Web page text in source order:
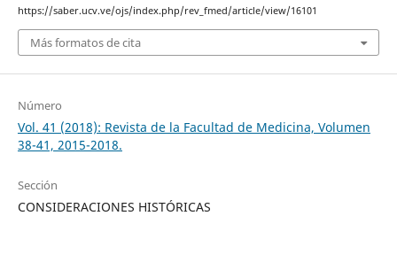
https://saber.ucv.ve/ojs/index.php/rev_fmed/article/view/16101
Más formatos de cita
Número
Vol. 41 (2018): Revista de la Facultad de Medicina, Volumen
38-41, 2015-2018.
Sección
CONSIDERACIONES HISTÓRICAS